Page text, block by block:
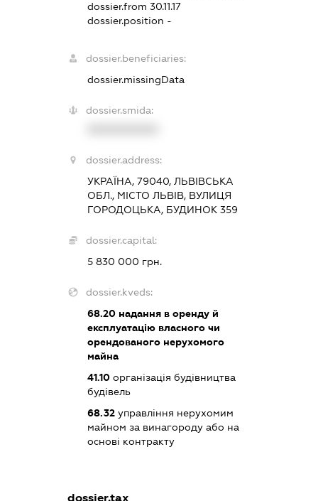
dossier.from 30.11.17
dossier.position -
dossier.beneficiaries:
dossier.missingData
dossier.smida:
dossier.address:
УКРАЇНА, 79040, ЛЬВІВСЬКА
ОБЛ., МІСТО ЛЬВІВ, ВУЛИЦЯ
ГОРОДОЦЬКА, БУДИНОК 359
dossier.capital:
5 830 000 грн.
dossier.kveds:
68.20 надання в оренду й
експлуатацію власного чи
орендованого нерухомого
майна
41.10 організація будівництва
будівель
68.32 управління нерухомим
майном за винагороду або на
основі контракту
dossier.tax